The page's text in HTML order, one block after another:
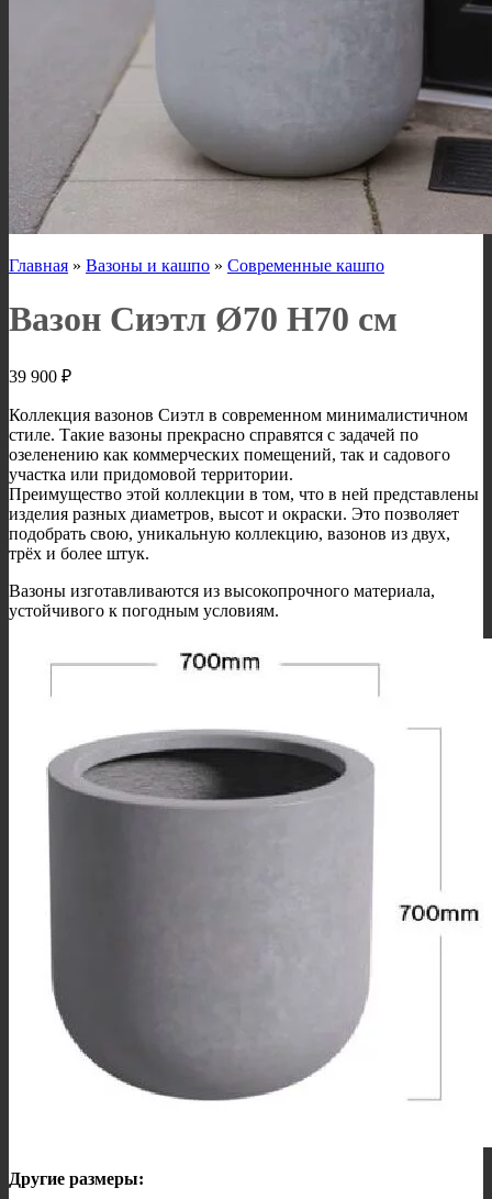
Главная » Вазоны и кашпо » Современные кашпо
Вазон Сиэтл Ø70 H70 см
39 900 ₽
Коллекция вазонов Сиэтл в современном минималистичном
стиле. Такие вазоны прекрасно справятся с задачей по
озеленению как коммерческих помещений, так и садового
участка или придомовой территории.
Преимущество этой коллекции в том, что в ней представлены
изделия разных диаметров, высот и окраски. Это позволяет
подобрать свою, уникальную коллекцию, вазонов из двух,
трёх и более штук.
Вазоны изготавливаются из высокопрочного материала,
устойчивого к погодным условиям.
Другие размеры: